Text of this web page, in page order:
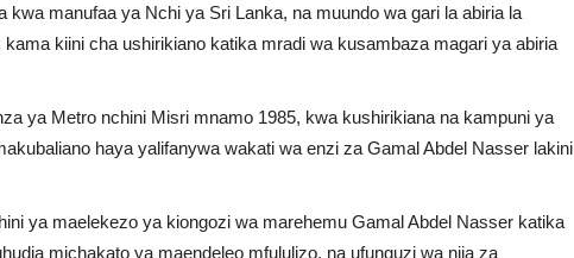
kwa manufaa ya Nchi ya Sri Lanka, na muundo wa gari la abiria la
kiini cha ushirikiano katika mradi wa kusambaza magari ya abiria
ya Metro nchini Misri mnamo 1985, kwa kushirikiana na kampuni ya
haya yalifanywa wakati wa enzi za Gamal Abdel Nasser lakini
ya maelekezo ya kiongozi wa marehemu Gamal Abdel Nasser katika
michakato ya maendeleo mfululizo, na ufunguzi wa njia za